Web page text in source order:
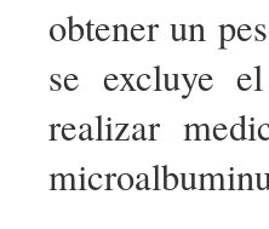
obtener un
se excluye
realizar